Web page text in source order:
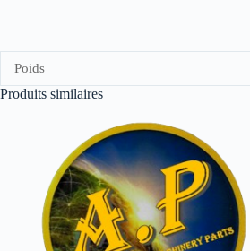
Poids
Produits similaires